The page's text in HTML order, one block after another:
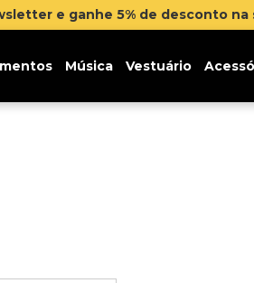
e ganhe 5% de desconto na
Música Vestuário